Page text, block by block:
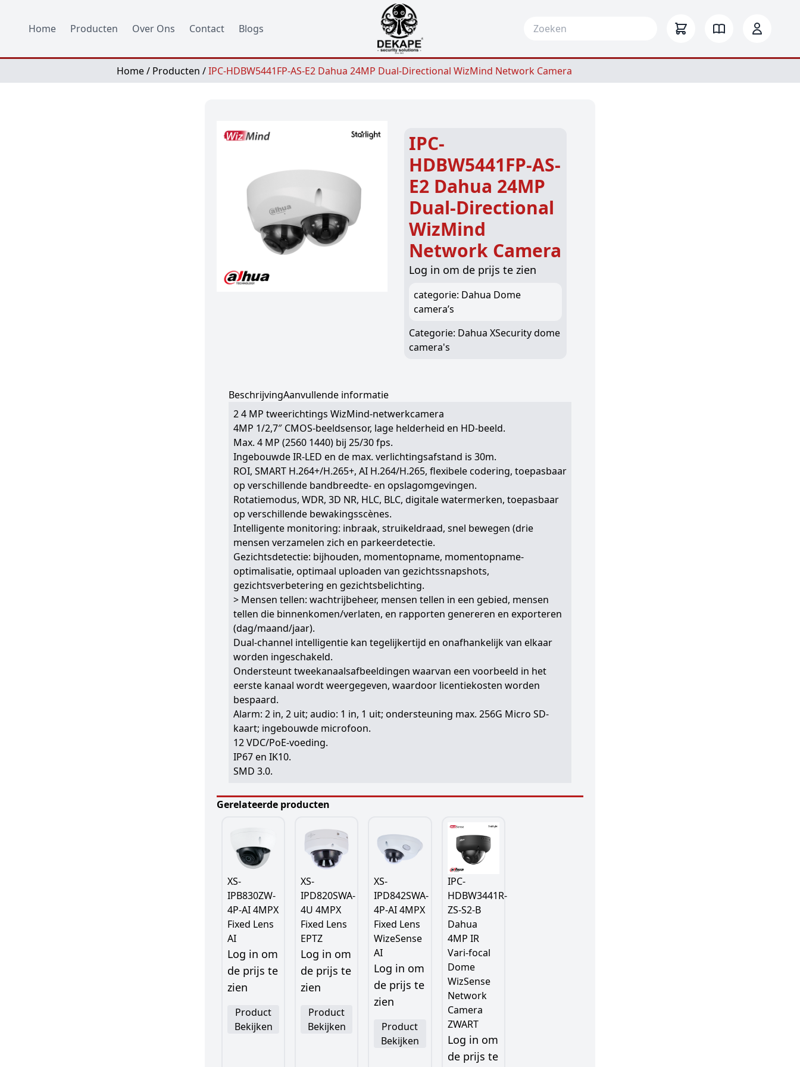
Home Producten Over Ons Contact Blogs Search for:
Home/ Producten /IPC-HDBW5441FP-AS-E2 Dahua 24MP Dual-Directional WizMind Network Camera
IPC-
HDBW5441FP-AS-
E2 Dahua 24MP
Dual-Directional
WizMind
Network Camera
Log in om de prijs te zien
categorie: Dahua Dome
camera’s
Categorie: Dahua XSecurity dome
camera's
BeschrijvingAanvullende informatie
2 4 MP tweerichtings WizMind-netwerkcamera
4MP 1/2,7″ CMOS-beeldsensor, lage helderheid en HD-beeld.
Max. 4 MP (2560 1440) bij 25/30 fps.
Ingebouwde IR-LED en de max. verlichtingsafstand is 30m.
ROI, SMART H.264+/H.265+, AI H.264/H.265, flexibele codering, toepasbaar
op verschillende bandbreedte- en opslagomgevingen.
Rotatiemodus, WDR, 3D NR, HLC, BLC, digitale watermerken, toepasbaar
op verschillende bewakingsscènes.
Intelligente monitoring: inbraak, struikeldraad, snel bewegen (drie
mensen verzamelen zich en parkeerdetectie.
Gezichtsdetectie: bijhouden, momentopname, momentopname-
optimalisatie, optimaal uploaden van gezichtssnapshots,
gezichtsverbetering en gezichtsbelichting.
> Mensen tellen: wachtrijbeheer, mensen tellen in een gebied, mensen
tellen die binnenkomen/verlaten, en rapporten genereren en exporteren
(dag/maand/jaar).
Dual-channel intelligentie kan tegelijkertijd en onafhankelijk van elkaar
worden ingeschakeld.
Ondersteunt tweekanaalsafbeeldingen waarvan een voorbeeld in het
eerste kanaal wordt weergegeven, waardoor licentiekosten worden
bespaard.
Alarm: 2 in, 2 uit; audio: 1 in, 1 uit; ondersteuning max. 256G Micro SD-
kaart; ingebouwde microfoon.
12 VDC/PoE-voeding.
IP67 en IK10.
SMD 3.0.
Gerelateerde producten
XS-
IPB830ZW-
4P-AI 4MPX
Fixed Lens
AI
Log in om
de prijs te
zien
Product
Bekijken
XS-
IPD820SWA-
4U 4MPX
Fixed Lens
EPTZ
Log in om
de prijs te
zien
Product
Bekijken
XS-
IPD842SWA-
4P-AI 4MPX
Fixed Lens
WizeSense
AI
Log in om
de prijs te
zien
Product
Bekijken
IPC-
HDBW3441R-
ZS-S2-B
Dahua
4MP IR
Vari-focal
Dome
WizSense
Network
Camera
ZWART
Log in om
de prijs te